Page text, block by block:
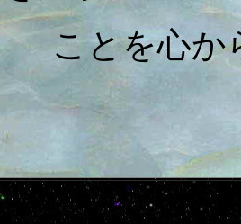
ことを心か